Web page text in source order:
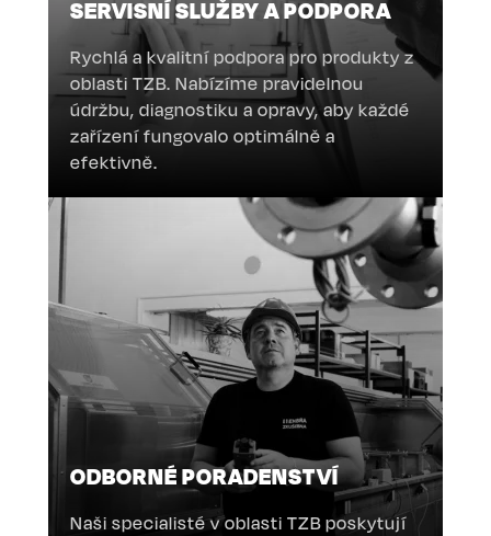
SERVISNÍ SLUŽBY A PODPORA
Rychlá a kvalitní podpora pro produkty z
oblasti TZB. Nabízíme pravidelnou
údržbu, diagnostiku a opravy, aby každé
zařízení fungovalo optimálně a
efektivně.
ODBORNÉ PORADENSTVÍ
Naši specialisté v oblasti TZB poskytují